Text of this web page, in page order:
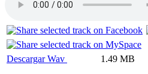
Descargar Wav 1.49 MB